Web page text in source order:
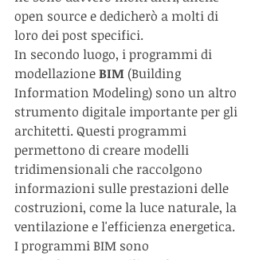
open source e dedicherò a molti di
loro dei post specifici.
In secondo luogo, i programmi di
modellazione BIM (Building
Information Modeling) sono un altro
strumento digitale importante per gli
architetti. Questi programmi
permettono di creare modelli
tridimensionali che raccolgono
informazioni sulle prestazioni delle
costruzioni, come la luce naturale, la
ventilazione e l'efficienza energetica.
I programmi BIM sono